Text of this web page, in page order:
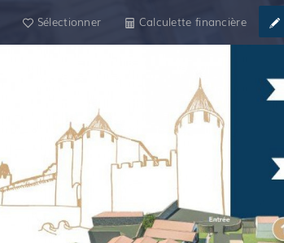
Sélectionner Calculette financière